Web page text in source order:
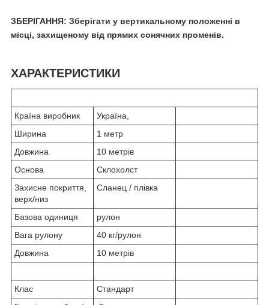
ЗБЕРІГАННЯ: Зберігати у вертикальному положенні в
місці, захищеному від прямих сонячних променів.
ХАРАКТЕРИСТИКИ
Країна виробник
Україна,
Ширина
1 метр
Довжина
10 метрів
Основа
Склохолст
Захисне покриття,
верх/низ
Сланец / плівка
Базова одиниця
рулон
Вага рулону
40 кг/рулон
Довжина
10 метрів
Клас
Стандарт